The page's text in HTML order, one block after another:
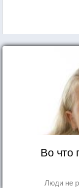
Во что
Люди не